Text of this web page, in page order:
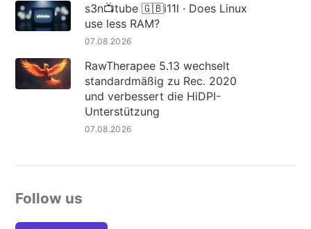
s3n📺tube 🇬🇧i11l · Does Linux
use less RAM?
07.08.2026
RawTherapee 5.13 wechselt
standardmäßig zu Rec. 2020
und verbessert die HiDPI-
Unterstützung
07.08.2026
Follow us